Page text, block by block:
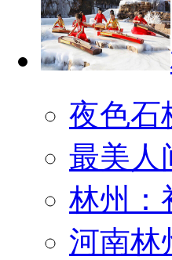
夜色石
最美人
林州：
河南林